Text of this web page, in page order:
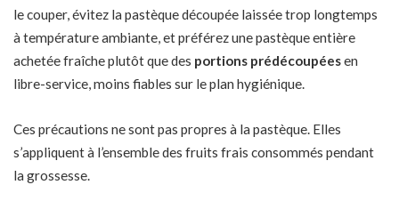
le couper, évitez la pastèque découpée laissée trop longtemps
à température ambiante, et préférez une pastèque entière
achetée fraîche plutôt que des portions prédécoupéesen
libre-service, moins fiables sur le plan hygiénique.
Ces précautions ne sont pas propres à la pastèque. Elles
s’appliquent à l’ensemble des fruits frais consommés pendant
la grossesse.